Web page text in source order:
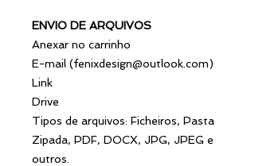
ENVIO DE ARQUIVOS
Anexar no carrinho
E-mail (fenixdesign@outlook.com)
Link
Drive
Tipos de arquivos: Ficheiros, Pasta
Zipada, PDF, DOCX, JPG, JPEG e
outros.